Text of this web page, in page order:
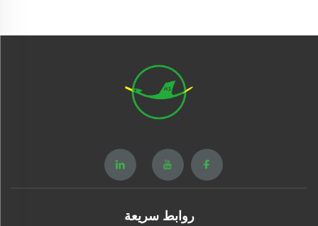
روابط سريعة